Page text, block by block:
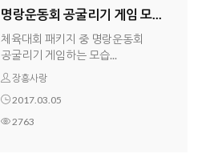
명랑운동회 공굴리기 게임 모...
체육대회 패키지 중 명랑운동회
공굴리기 게임하는 모습...
장흥사랑
2017.03.05
2763